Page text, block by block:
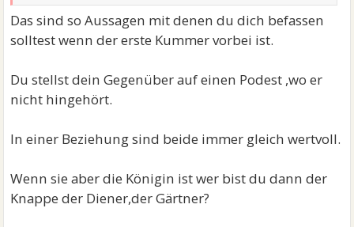
Das sind so Aussagen mit denen du dich befassen
solltest wenn der erste Kummer vorbei ist.
Du stellst dein Gegenüber auf einen Podest ,wo er
nicht hingehört.
In einer Beziehung sind beide immer gleich wertvoll.
Wenn sie aber die Königin ist wer bist du dann der
Knappe der Diener,der Gärtner?